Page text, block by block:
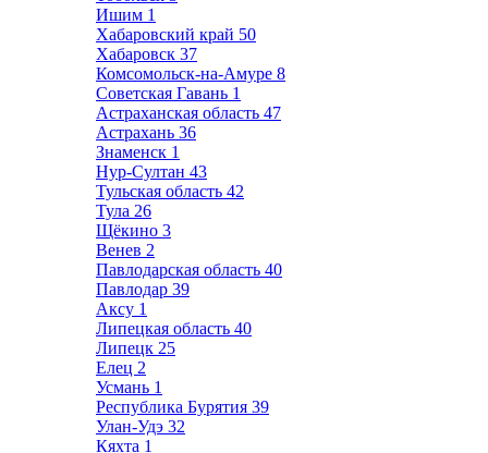
Ишим 1
Хабаровский край 50
Хабаровск 37
Комсомольск-на-Амуре 8
Советская Гавань 1
Астраханская область 47
Астрахань 36
Знаменск 1
Нур-Султан 43
Тульская область 42
Тула 26
Щёкино 3
Венев 2
Павлодарская область 40
Павлодар 39
Аксу 1
Липецкая область 40
Липецк 25
Елец 2
Усмань 1
Республика Бурятия 39
Улан-Удэ 32
Кяхта 1